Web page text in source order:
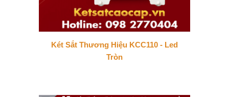
Két Sắt Thương Hiệu KCC110 - Led
Tròn